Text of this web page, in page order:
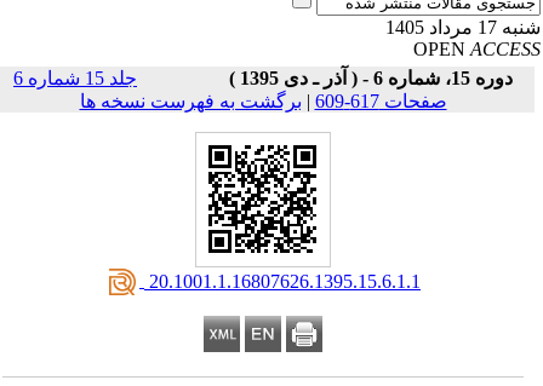
مرداد 1405
OPEN
دوره 15، شماره 6 - ( آذر ـ دی 1395 )
جلد 15 شماره 6
صفحات 617-609
|برگشت به فهرست نسخه ها
‎ 20.1001.1.16807626.1395.15.6.1.1